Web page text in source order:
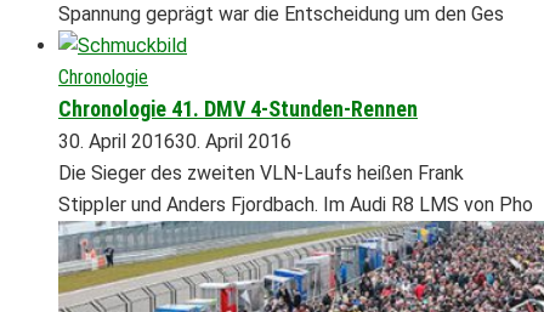
Spannung geprägt war die Entscheidung um den Ges
Chronologie
Chronologie 41. DMV 4-Stunden-Rennen
30. April 201630. April 2016
Die Sieger des zweiten VLN-Laufs heißen Frank
Stippler und Anders Fjordbach. Im Audi R8 LMS von Pho